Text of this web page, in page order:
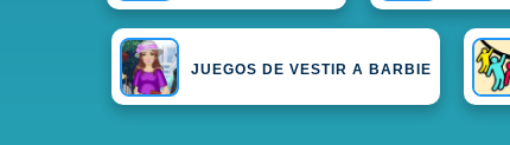
JUEGOS DE VESTIR A BARBIE